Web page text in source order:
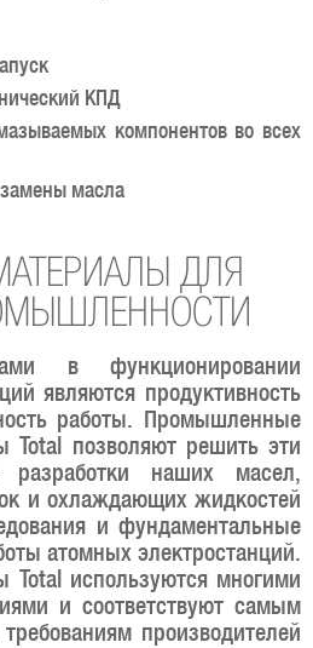
КПД
компонентов во всех
масла
ДЛЯ
в функционировании
являются продуктивность
работы. Промышленные
Total позволяют решить эти
наших масел,
и охлаждающих жидкостей
и фундаментальные
атомных электростанций.
Total используются многими
и соответствуют самым
производителей